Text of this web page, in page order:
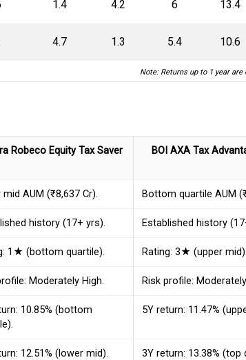
1.4 4.2 6 13.4
4.7 1.3 5.4 10.6
Note: Returns up to 1 year are
Robeco Equity Tax Saver BOI AXA Tax
mid AUM (₹8,637 Cr). Bottom quartile AUM
history (17+ yrs). Established history
1★ (bottom quartile). Rating: 3★ (upper mid).
Moderately High. Risk profile:
10.85% (bottom
5Y return: 11.47%
12.51% (lower mid). 3Y return: 13.38% (top